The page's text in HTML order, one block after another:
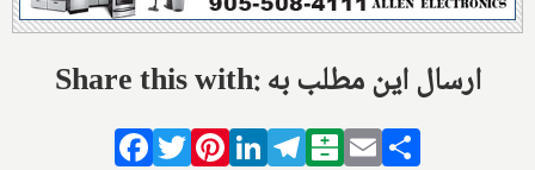
Share this with: ارسال این مطلب به
Facebook
TwitterPinterestLinkedIn
Telegram
Balatarin
Email